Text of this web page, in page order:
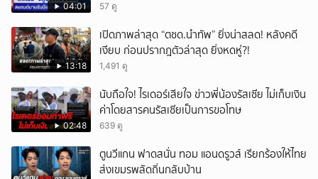
04:01 57 ดู
13:18
เปิดภาพล่าสุด “ตชด.นำทัพ” ยิ่งน่าสลด! หลังคดี
เงียบ ก่อนปรากฎตัวล่าสุด ยิ่งหดหู่?!
1,491 ดู
02:48
นับถือใจ! ไรเดอร์เสียใจ ข่าวพี่น้องรัสเซีย ไม่เก็บเงิน
ค่าโดยสารคนรัสเซียเป็นการขอโทษ
639 ดู
ตูนวีแกน ฟาดสนั่น ทอม แอนดรูวส์ เรียกร้องให้ไทย
ส่งเขมรพลัดถิ่นกลับบ้าน